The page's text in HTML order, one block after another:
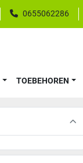
0655062286
TOEBEHOREN